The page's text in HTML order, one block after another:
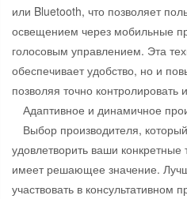
или Bluetooth, что позволяет
освещением через мобильные
голосовым управлением. Эта
обеспечивает удобство, но и
позволяя точно
Адаптивное и динамичное
Выбор производителя,
удовлетворить ваши конкретные
имеет решающее значение.
участвовать в консультативном